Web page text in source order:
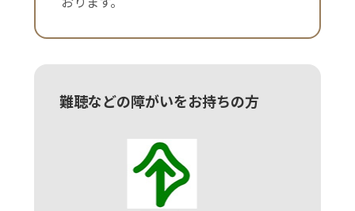
難聴などの障がいをお持ちの方